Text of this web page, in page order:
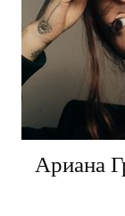
Ариана